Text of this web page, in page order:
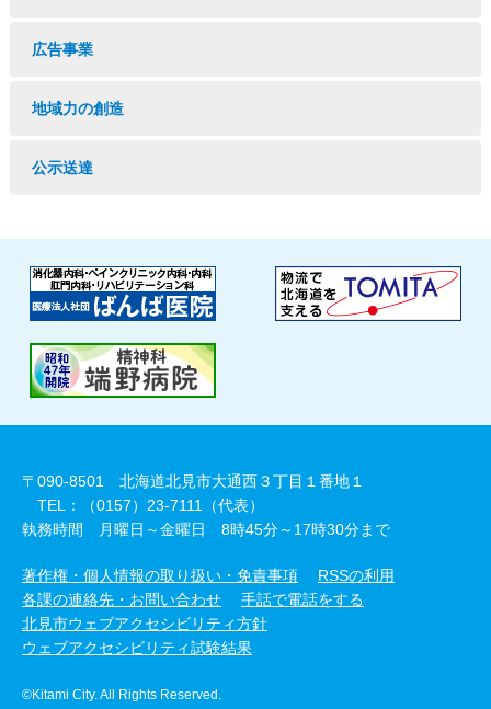
広告事業
地域力の創造
公示送達
〒090-8501 北海道北見市大通西３丁目１番地１
TEL：（0157）23-7111（代表）
執務時間 月曜日～金曜日 8時45分～17時30分まで
著作権・個人情報の取り扱い・免責事項
RSSの利用
各課の連絡先・お問い合わせ
手話で電話をする
北見市ウェブアクセシビリティ方針
ウェブアクセシビリティ試験結果
©Kitami City. All Rights Reserved.